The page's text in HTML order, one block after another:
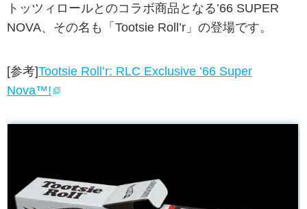
トッツィロールとのコラボ商品となる’66 SUPER
NOVA、その名も「Tootsie Roll’r」の登場です。
[参考]Tootsie Roll’r: RLC Exclusive ’66 Super
Nova™!